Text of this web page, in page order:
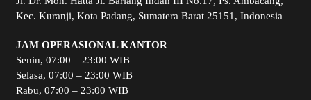
Kec. Kuranji, Kota Padang, Sumatera Barat 25151, Indonesia
JAM OPERASIONAL KANTOR
Senin, 07:00 – 23:00 WIB
Selasa, 07:00 – 23:00 WIB
Rabu, 07:00 – 23:00 WIB